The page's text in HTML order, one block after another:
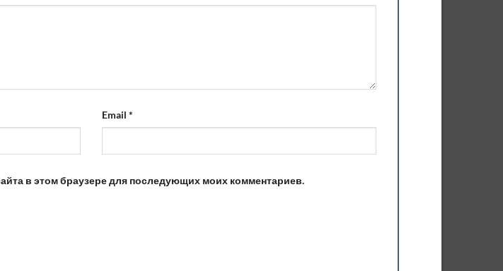
Email *
в этом браузере для последующих моих комментариев.